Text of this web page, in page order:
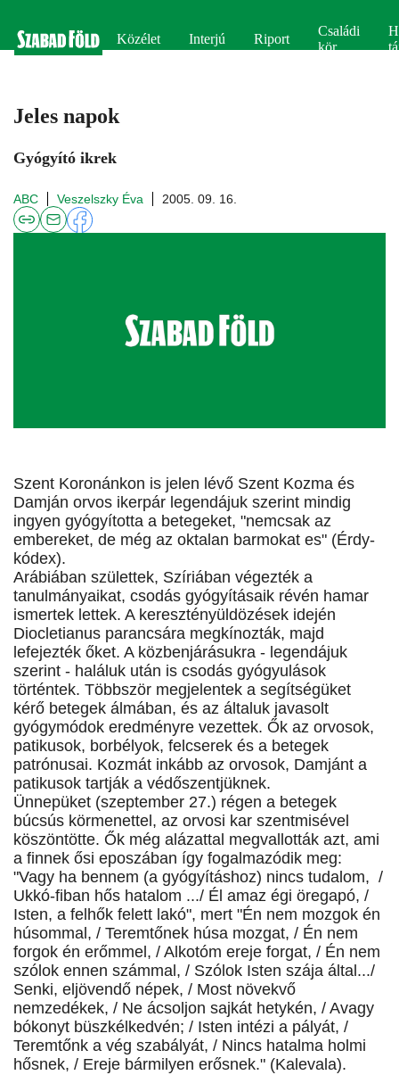
Közélet Interjú Riport
Családi
kör
Jeles napok
Gyógyító ikrek
ABC Veszelszky Éva 2005. 09. 16.
Szent Koronánkon is jelen lévő Szent Kozma és
Damján orvos ikerpár legendájuk szerint mindig
ingyen gyógyította a betegeket, "nemcsak az
embereket, de még az oktalan barmokat es" (Érdy-
kódex).
Arábiában születtek, Szíriában végezték a
tanulmányaikat, csodás gyógyításaik révén hamar
ismertek lettek. A keresztényüldözések idején
Diocletianus parancsára megkínozták, majd
lefejezték őket. A közbenjárásukra - legendájuk
szerint - haláluk után is csodás gyógyulások
történtek. Többször megjelentek a segítségüket
kérő betegek álmában, és az általuk javasolt
gyógymódok eredményre vezettek. Ők az orvosok,
patikusok, borbélyok, felcserek és a betegek
patrónusai. Kozmát inkább az orvosok, Damjánt a
patikusok tartják a védőszentjüknek.
Ünnepüket (szeptember 27.) régen a betegek
búcsús körmenettel, az orvosi kar szentmisével
köszöntötte. Ők még alázattal megvallották azt, ami
a finnek ősi eposzában így fogalmazódik meg:
"Vagy ha bennem (a gyógyításhoz) nincs tudalom, /
Ukkó-fiban hős hatalom .../ Él amaz égi öregapó, /
Isten, a felhők felett lakó", mert "Én nem mozgok én
húsommal, / Teremtőnek húsa mozgat, / Én nem
forgok én erőmmel, / Alkotóm ereje forgat, / Én nem
szólok ennen számmal, / Szólok Isten szája által.../
Senki, eljövendő népek, / Most növekvő
nemzedékek, / Ne ácsoljon sajkát hetykén, / Avagy
bókonyt büszkélkedvén; / Isten intézi a pályát, /
Teremtőnk a vég szabályát, / Nincs hatalma holmi
hősnek, / Ereje bármilyen erősnek." (Kalevala).